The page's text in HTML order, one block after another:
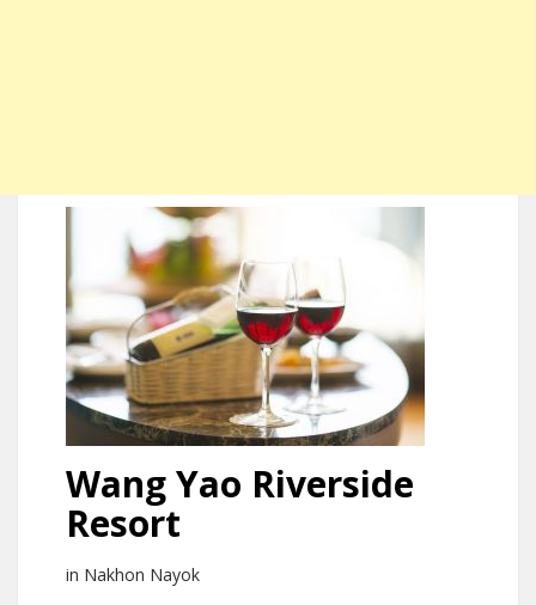
Wang Yao Riverside
Resort
in Nakhon Nayok